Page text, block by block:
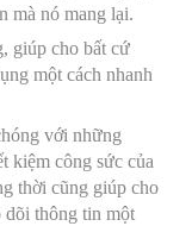
mà nó mang lại.
giúp cho bất cứ
một cách nhanh
với những
kiệm công sức của
thời cũng giúp cho
dõi thông tin một